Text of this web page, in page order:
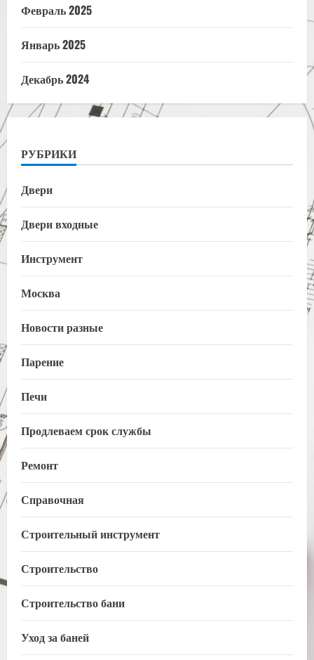
Февраль 2025
Январь 2025
Декабрь 2024
РУБРИКИ
Двери
Двери входные
Инструмент
Москва
Новости разные
Парение
Печи
Продлеваем срок службы
Ремонт
Справочная
Строительный инструмент
Строительство
Строительство бани
Уход за баней